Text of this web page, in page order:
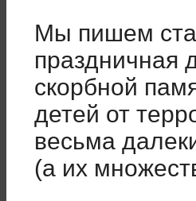
Мы пишем
праздничная
скорбной
детей от
весьма
(а их